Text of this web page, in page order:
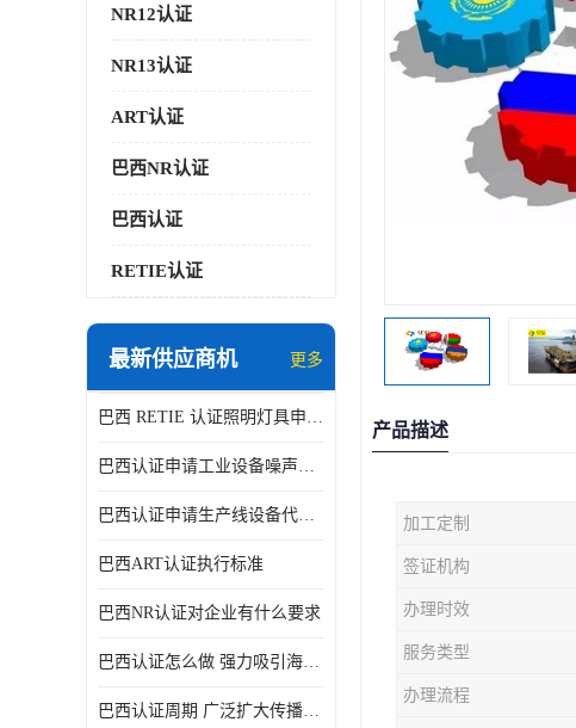
NR12认证
NR13认证
ART认证
巴西NR认证
巴西认证
RETIE认证
最新供应商机 更多
巴西 RETIE 认证照明灯具申请 RETIE 认证
巴西认证申请工业设备噪声控制认证规范
巴西认证申请生产线设备代理机构选择
巴西ART认证执行标准
巴西NR认证对企业有什么要求
巴西认证怎么做 强力吸引海外投资
巴西认证周期 广泛扩大传播范围
产品描述
加工定制
签证机构
办理时效
服务类型
办理流程